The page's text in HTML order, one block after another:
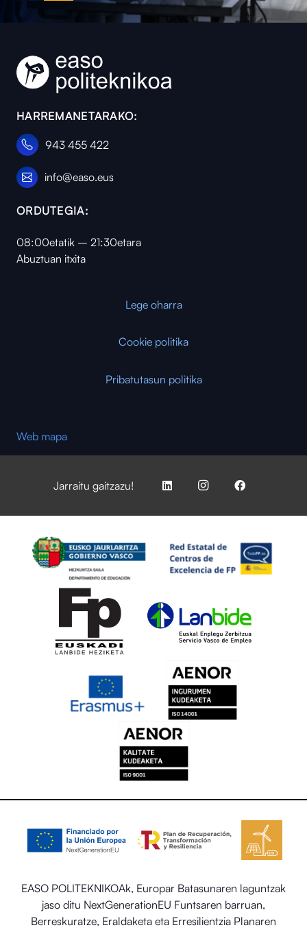
HARREMANETARAKO:
943 455 422
info@easo.eus
ORDUTEGIA:
08:00etatik – 21:30etara
Abuztuan itxita
Lege oharra
Cookie politika
Pribatutasun politika
Web mapa
Jarraitu gaitzazu!
EASO POLITEKNIKOAk, Europar Batasunaren laguntzak
jaso ditu NextGenerationEU Funtsaren barruan,
Berreskuratze, Eraldaketa eta Erresilientzia Planaren